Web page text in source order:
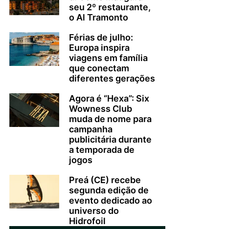
seu 2º restaurante,
o Al Tramonto
Férias de julho:
Europa inspira
viagens em família
que conectam
diferentes gerações
Agora é “Hexa”: Six
Wowness Club
muda de nome para
campanha
publicitária durante
a temporada de
jogos
Preá (CE) recebe
segunda edição de
evento dedicado ao
universo do
Hidrofoil